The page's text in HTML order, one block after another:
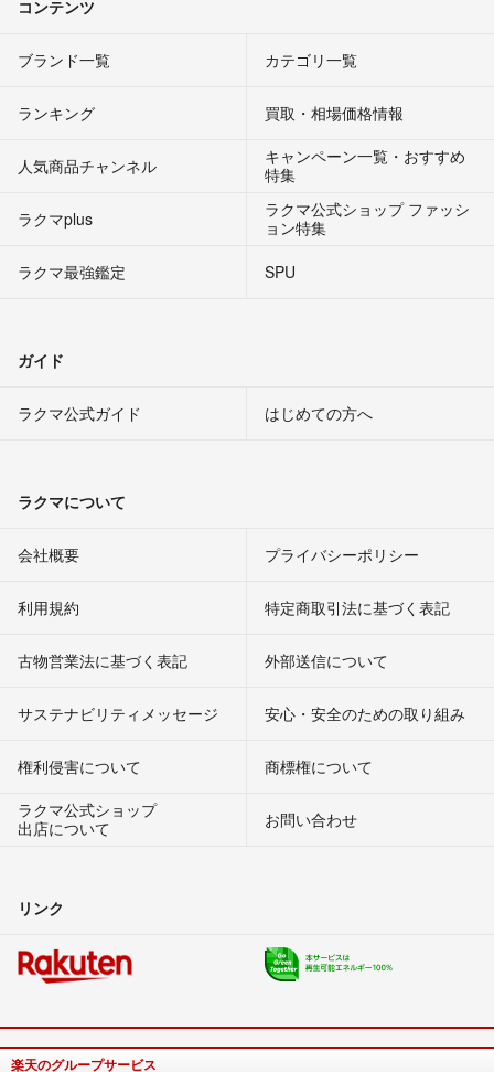
コンテンツ
ブランド一覧 カテゴリ一覧
ランキング 買取・相場価格情報
人気商品チャンネル
キャンペーン一覧・おすすめ
特集
ラクマplus
ラクマ公式ショップ ファッシ
ョン特集
ラクマ最強鑑定
SPU
ガイド
ラクマ公式ガイド はじめての方へ
ラクマについて
会社概要 プライバシーポリシー
利用規約 特定商取引法に基づく表記
古物営業法に基づく表記 外部送信について
サステナビリティメッセージ 安心・安全のための取り組み
権利侵害について
商標権について
ラクマ公式ショップ
出店について
お問い合わせ
リンク
楽天のグループサービス